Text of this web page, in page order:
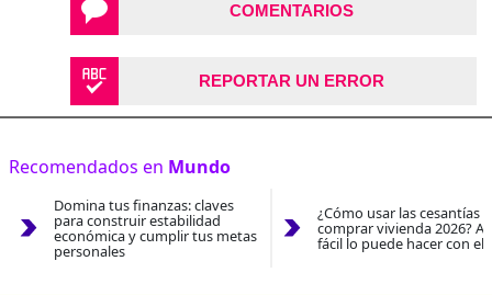
COMENTARIOS
REPORTAR UN ERROR
Recomendados en Mundo
Domina tus finanzas: claves
para construir estabilidad
económica y cumplir tus metas
personales
¿Cómo usar las cesantías
comprar vivienda 2026?
fácil lo puede hacer con el